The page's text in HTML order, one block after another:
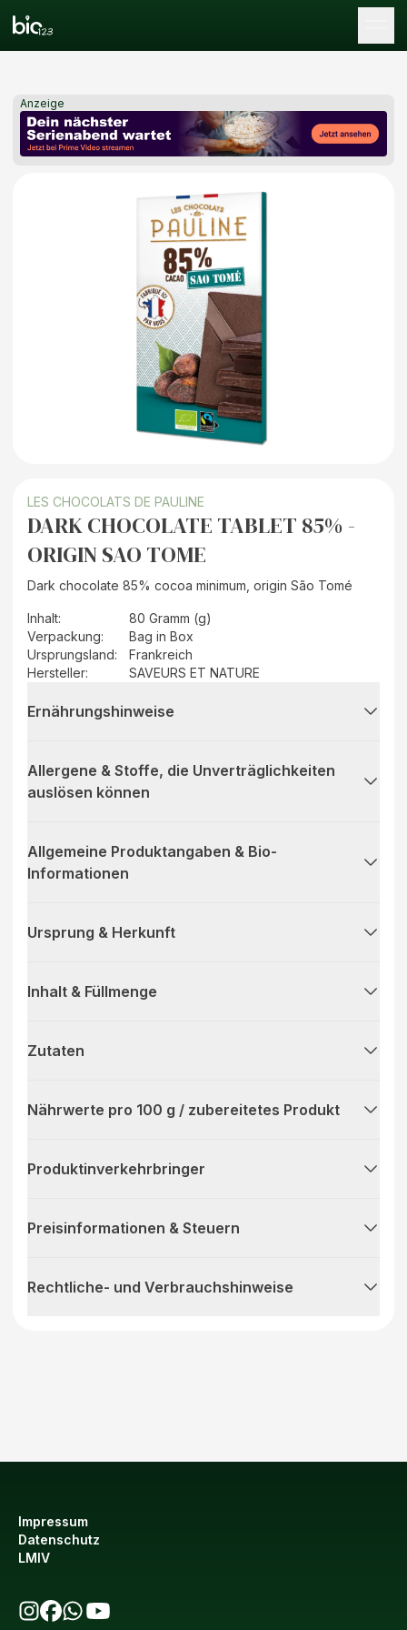
Anzeige
LES CHOCOLATS DE PAULINE
DARK CHOCOLATE TABLET 85% -
ORIGIN SAO TOME
Dark chocolate 85% cocoa minimum, origin São Tomé
Inhalt:
80 Gramm (g)
Verpackung:
Bag in Box
Ursprungsland:
Frankreich
Hersteller: SAVEURS ET NATURE
Ernährungshinweise
Allergene & Stoffe, die Unverträglichkeiten
auslösen können
Allgemeine Produktangaben & Bio-
Informationen
Ursprung & Herkunft
Inhalt & Füllmenge
Zutaten
Nährwerte pro 100 g / zubereitetes Produkt
Produktinverkehrbringer
Preisinformationen & Steuern
Rechtliche- und Verbrauchshinweise
Impressum
Datenschutz
LMIV